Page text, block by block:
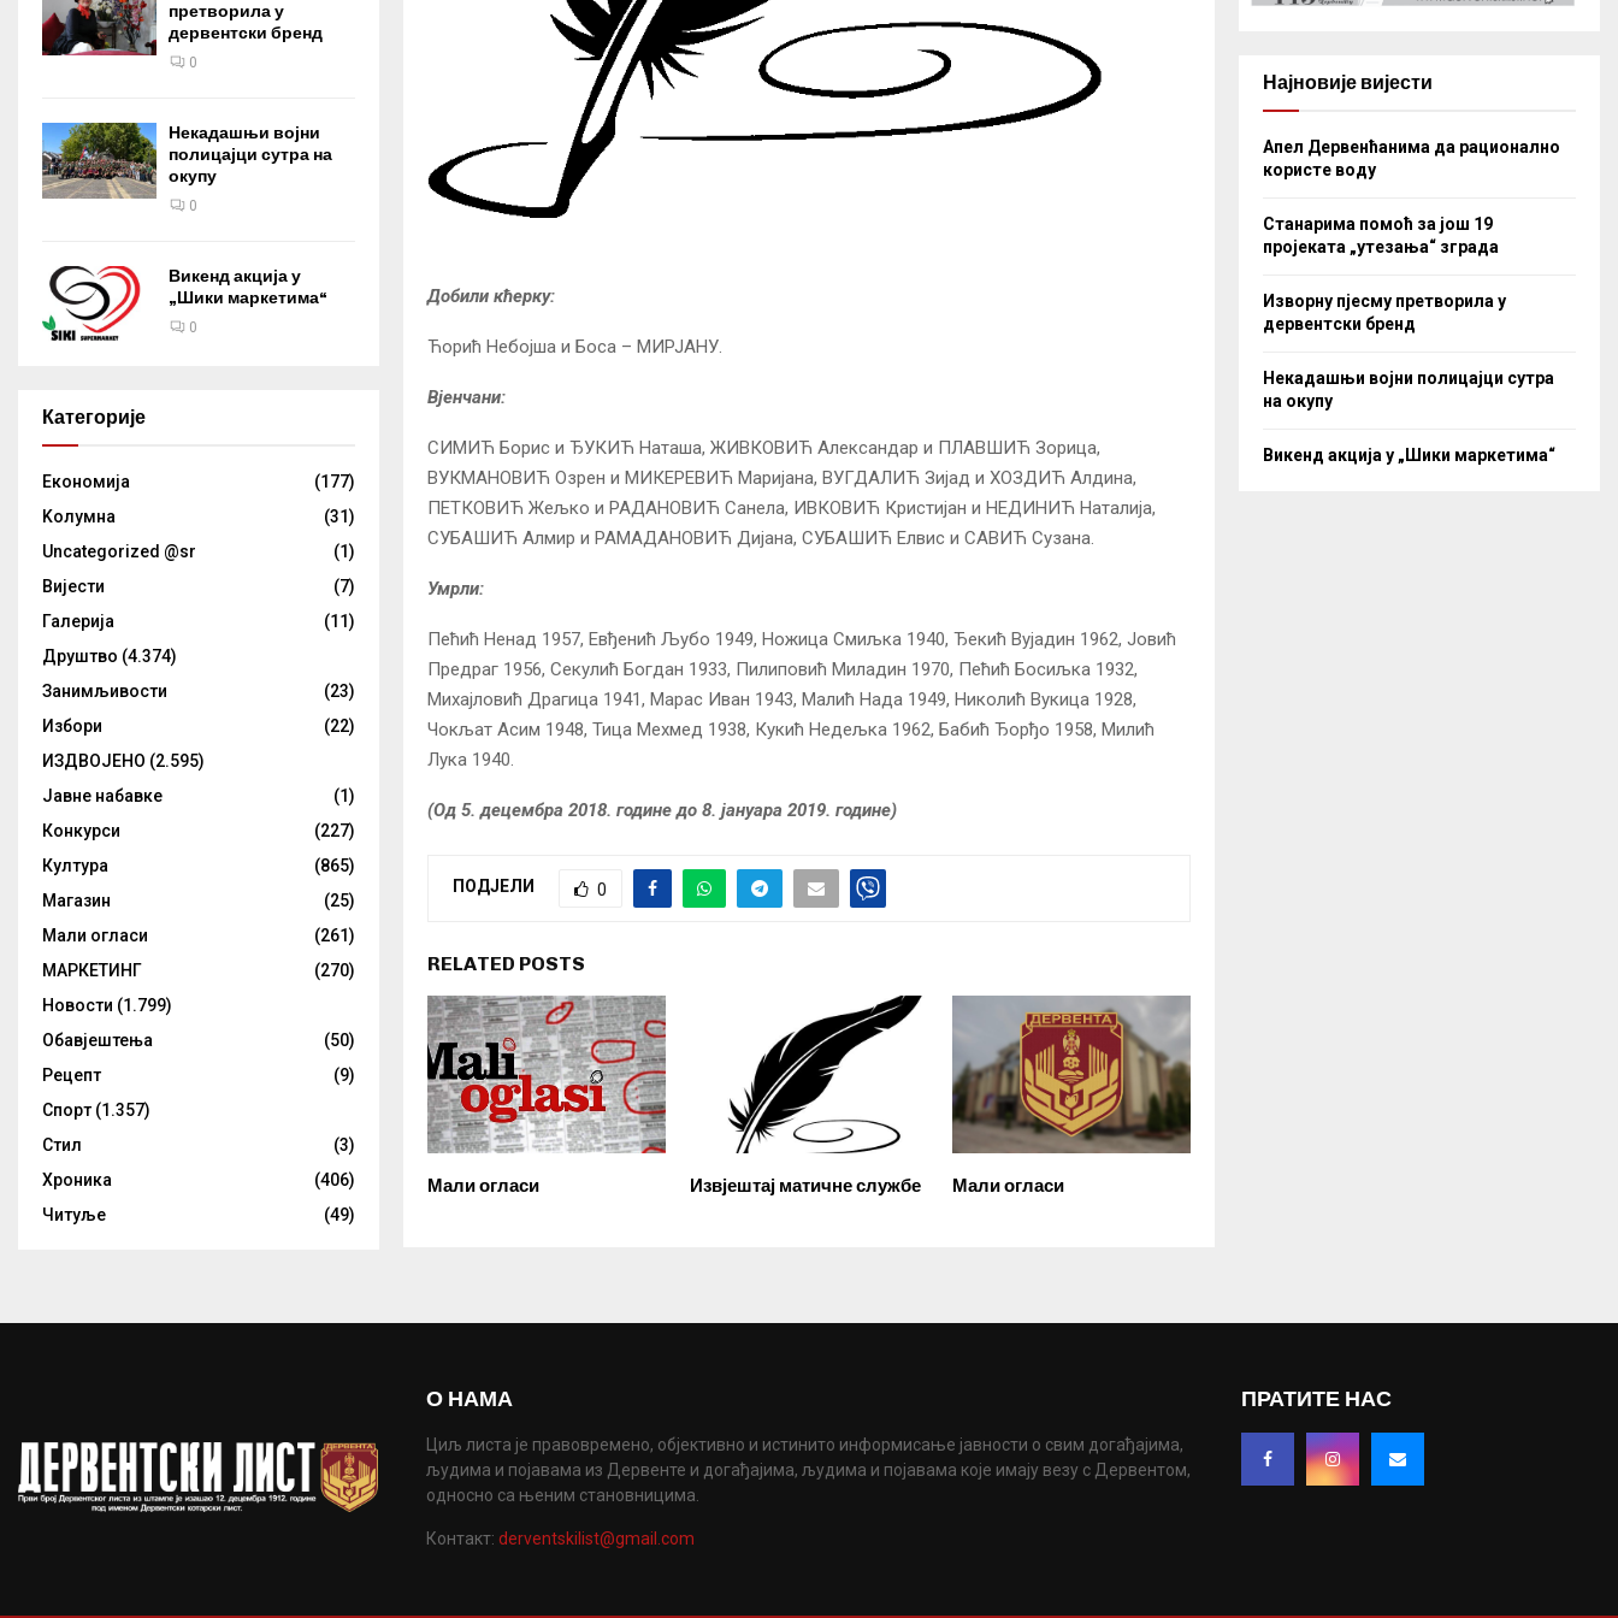
Добили кћерку:
Ћорић Небојша и Боса – МИРЈАНУ.
Вјенчани:
СИМИЋ Борис и ЂУКИЋ Наташа, ЖИВКОВИЋ Александар и ПЛАВШИЋ Зорица,
ВУКМАНОВИЋ Озрен и МИКЕРЕВИЋ Маријана, ВУГДАЛИЋ Зијад и ХОЗДИЋ Алдина,
ПЕТКОВИЋ Жељко и РАДАНОВИЋ Санела, ИВКОВИЋ Кристијан и НЕДИНИЋ Наталија,
СУБАШИЋ Алмир и РАМАДАНОВИЋ Дијана, СУБАШИЋ Елвис и САВИЋ Сузана.
Умрли:
Пећић Ненад 1957, Евђенић Љубо 1949, Ножица Смиљка 1940, Ђекић Вујадин 1962, Јовић
Предраг 1956, Секулић Богдан 1933, Пилиповић Миладин 1970, Пећић Босиљка 1932,
Михајловић Драгица 1941, Марас Иван 1943, Малић Нада 1949, Николић Вукица 1928,
Чокљат Асим 1948, Тица Мехмед 1938, Кукић Недељка 1962, Бабић Ђорђо 1958, Милић
Лука 1940.
(Oд 5. децембра 2018. године до 8. јануара 2019. године)
ПОДЈЕЛИ 0
RELATED POSTS
Мали огласи Извјештај матичне службе Мали огласи
претворила у
дервентски бренд
0
Некадашњи војни
полицајци сутра на
окупу
0
Викенд акција у
„Шики маркетима“
0
Категорије
Eкономија
(177)
Kолумнa
(31)
Uncategorized @sr
(1)
Вијести
(7)
Галерија
(11)
Друштво (4.374)
Занимљивости
(23)
Избори
(22)
ИЗДВОЈЕНО (2.595)
Јавне набавке
(1)
Конкурси
(227)
Култура
(865)
Магазин
(25)
Мали огласи
(261)
МАРКЕТИНГ
(270)
Новости (1.799)
Обавјештења
(50)
Рецепт
(9)
Спорт (1.357)
Стил
(3)
Хроника
(406)
Читуље
(49)
Најновије вијести
Апел Дервенћанима да рационално
користе воду
Станарима помоћ за још 19
пројеката „утезања“ зграда
Изворну пјесму претворила у
дервентски бренд
Некадашњи војни полицајци сутра
на окупу
Викенд акција у „Шики маркетима“
О НАМА
Циљ листа је правовремено, објективно и истинито информисање јавности о свим догађајима,
људима и појавама из Дервенте и догађајима, људима и појавама које имају везу с Дервентом,
односно са њеним становницима.
Контакт: derventskilist@gmail.com
ПРАТИТЕ НАС